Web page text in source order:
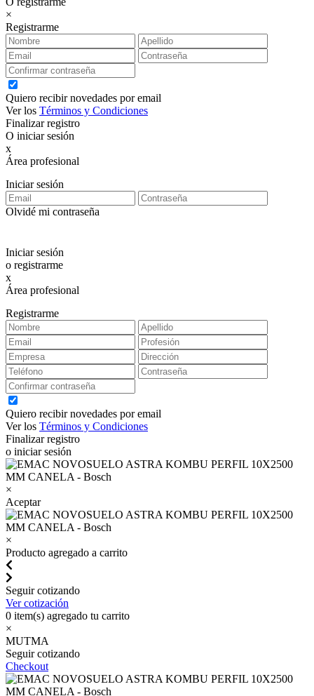
×
Registrarme
Quiero recibir novedades por email
Ver los Términos y Condiciones
Finalizar registro
O iniciar sesión
x
Área profesional
Iniciar sesión
Olvidé mi contraseña
Iniciar sesión
o registrarme
x
Área profesional
Registrarme
Quiero recibir novedades por email
Ver los Términos y Condiciones
Finalizar registro
o iniciar sesión
×
Aceptar
×
Producto agregado a carrito
Seguir cotizando
Ver cotización
0 item(s) agregado tu carrito
×
MUTMA
Seguir cotizando
Checkout